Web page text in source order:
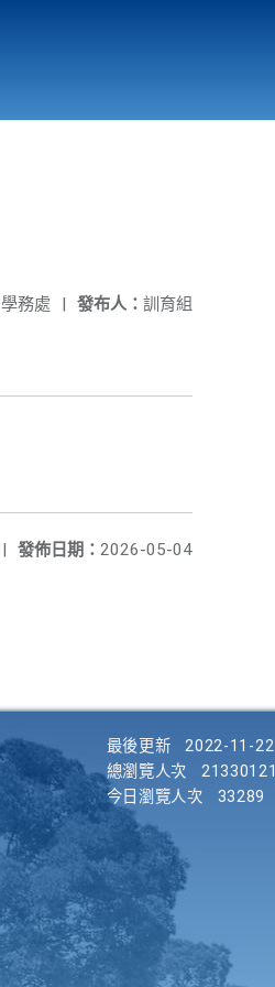
發布人： 訓育組
學務處 |
發佈日期： 2026-05-04
|
最後更新
2022-11-22
總瀏覽人次
21330121
今日瀏覽人次
33289